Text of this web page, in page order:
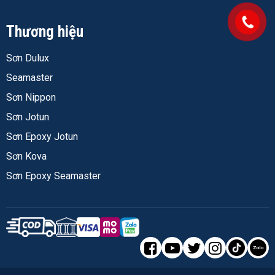
nước ngầm từ bên ngoài đẩy vào, đòi hỏi vật liệu chống
thấm có khả năng chịu áp lực ngược. SikaTop 107 Seal
đáp ứng yêu cầu này.
Bể nước sinh hoạt và bể bơi: Sản phẩm không độc, an
toàn cho bể chứa nước sinh hoạt sau khi đã khô hoàn
toàn và xả nước rửa bể đúng quy trình. Thường được
dùng cho bể ngầm, bể mái dân dụng.
Nhà vệ sinh, phòng tắm: Vị trí thấm phổ biến nhất trong
nhà ở. SikaTop 107 Seal xử lý tốt cho sàn và tường nhà
co ngót.
Sàn mái bê tông: Phù hợp với mái bằng chịu nước mưa
trực tiếp, tuy nhiên cần phủ thêm lớp bảo vệ (sơn chống
nhiệt hoặc gạch lát) nếu mái phơi nắng liên tục vì màng
xi măng polymer có thể nứt theo thời gian khi giãn nở
Thương hiệu
Sơn Dulux
Seamaster
Sơn Nippon
Sơn Jotun
Sơn Epoxy Jotun
Sơn Kova
Sơn Epoxy Seamaster